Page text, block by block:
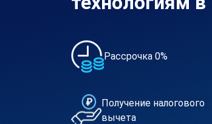
Рассрочка 0%
Получение налогового
вычета